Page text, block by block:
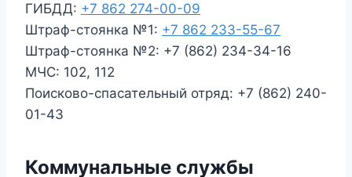
ГИБДД: +7 862 274-00-09
Штраф-стоянка №1: +7 862 233-55-67
Штраф-стоянка №2: +7 (862) 234-34-16
МЧС: 102, 112
Поисково-спасательный отряд: +7 (862) 240-
01-43
Коммунальные службы